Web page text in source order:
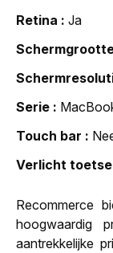
Retina
Ja
Serie
Touch bar
Verlicht
Recommerce
hoogwaardig
aantrekkelijke